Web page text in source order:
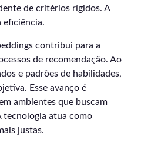
de critérios rígidos. A
eficiência.
contribui para a
de recomendação. Ao
e padrões de habilidades,
Esse avanço é
ambientes que buscam
tecnologia atua como
justas.